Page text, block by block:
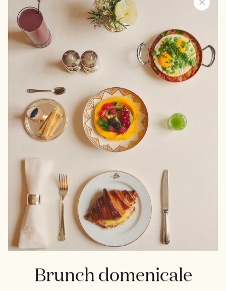
Considerata da molti come un’enormeboulodrome
aperto, a Place des Lices la pétanque, questo passatempo
nazionale che affonda le sue radici nella convivialità, è di casa.
Unitevi ai locali per una partita amichevole (saremo felici di
fornirvi il necessario) mentre una leggera brezza scuote le cime
degli alberi.
Leggi di più
Brunch domenicale